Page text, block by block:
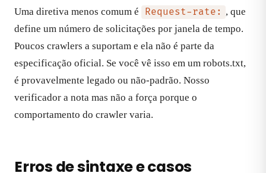
Uma diretiva menos comum é Request-rate: , que
define um número de solicitações por janela de tempo.
Poucos crawlers a suportam e ela não é parte da
especificação oficial. Se você vê isso em um robots.txt,
é provavelmente legado ou não-padrão. Nosso
verificador a nota mas não a força porque o
comportamento do crawler varia.
Erros de sintaxe e casos